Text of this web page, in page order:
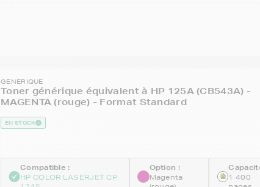
GENERIQUE
Toner générique équivalent à HP 125A (CB543A) -
MAGENTA (rouge) - Format Standard
EN STOCK
Compatible :
HP COLOR LASERJET CP
Option :
Magenta
1 400